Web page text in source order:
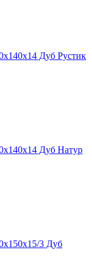
Дуб Рустик
Дуб Натур
3 Дуб